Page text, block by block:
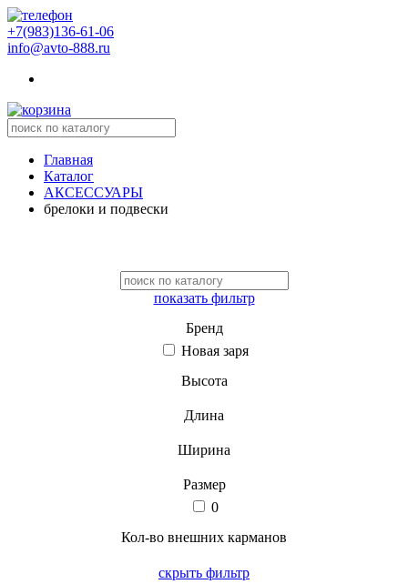
+7(983)136-61-06
info@avto-888.ru
Главная
Каталог
АКСЕССУАРЫ
брелоки и подвески
показать фильтр
Бренд
Новая заря
Высота
Длина
Ширина
Размер
0
Кол-во внешних карманов
скрыть фильтр